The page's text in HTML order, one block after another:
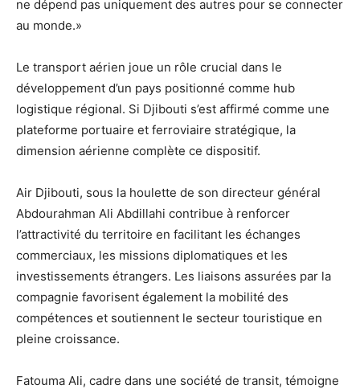
ne dépend pas uniquement des autres pour se connecter
au monde.»
Le transport aérien joue un rôle crucial dans le
développement d’un pays positionné comme hub
logistique régional. Si Djibouti s’est affirmé comme une
plateforme portuaire et ferroviaire stratégique, la
dimension aérienne complète ce dispositif.
Air Djibouti, sous la houlette de son directeur général
Abdourahman Ali Abdillahi contribue à renforcer
l’attractivité du territoire en facilitant les échanges
commerciaux, les missions diplomatiques et les
investissements étrangers. Les liaisons assurées par la
compagnie favorisent également la mobilité des
compétences et soutiennent le secteur touristique en
pleine croissance.
Fatouma Ali, cadre dans une société de transit, témoigne